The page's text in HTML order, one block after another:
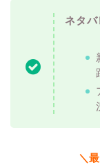
ネタバ
＼